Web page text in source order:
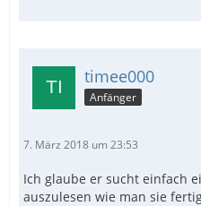
timee000
Anfänger
7. März 2018 um 23:53
Ich glaube er sucht einfach
auszulesen wie man sie